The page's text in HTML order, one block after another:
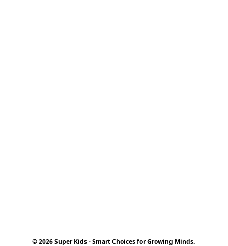
© 2026 Super Kids - Smart Choices for Growing Minds.